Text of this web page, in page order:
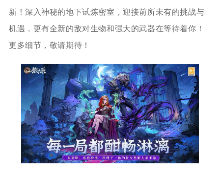
新！深入神秘的地下试炼密室，迎接前所未有的挑战与
机遇，更有全新的敌对生物和强大的武器在等待着你！
更多细节，敬请期待！